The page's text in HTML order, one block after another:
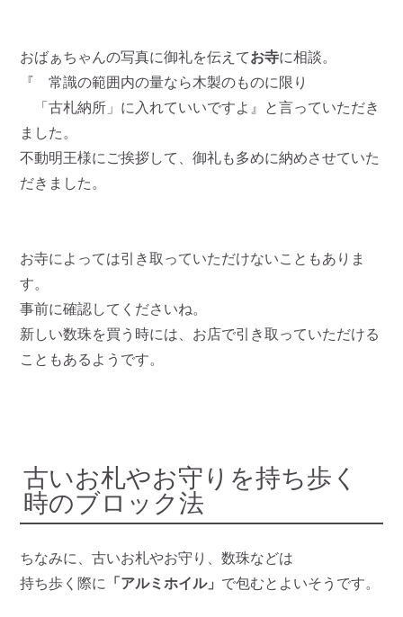
おばぁちゃんの写真に御礼を伝えてお寺に相談。
『 常識の範囲内の量なら木製のものに限り
「古札納所」に入れていいですよ』と言っていただき
ました。
不動明王様にご挨拶して、御礼も多めに納めさせていた
だきました。
お寺によっては引き取っていただけないこともありま
す。
事前に確認してくださいね。
新しい数珠を買う時には、お店で引き取っていただける
こともあるようです。
古いお札やお守りを持ち歩く
時のブロック法
ちなみに、古いお札やお守り、数珠などは
持ち歩く際に 「アルミホイル」 で包むとよいそうです。